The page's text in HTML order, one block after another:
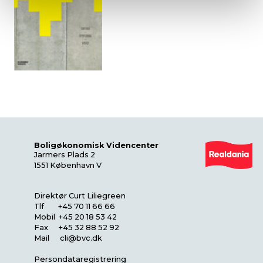
Boligøkonomisk Videncenter
Jarmers Plads 2
1551 København V
Direktør Curt Liliegreen
Tlf +45 70 11 66 66
Mobil +45 20 18 53 42
Fax +45 32 88 52 92
Mailcli@bvc.dk
Persondataregistrering